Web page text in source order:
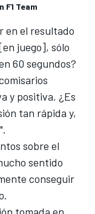
Team
en el resultado
juego], sólo
60 segundos?
y positiva. ¿Es
tan rápida y,
sobre el
sentido
conseguir